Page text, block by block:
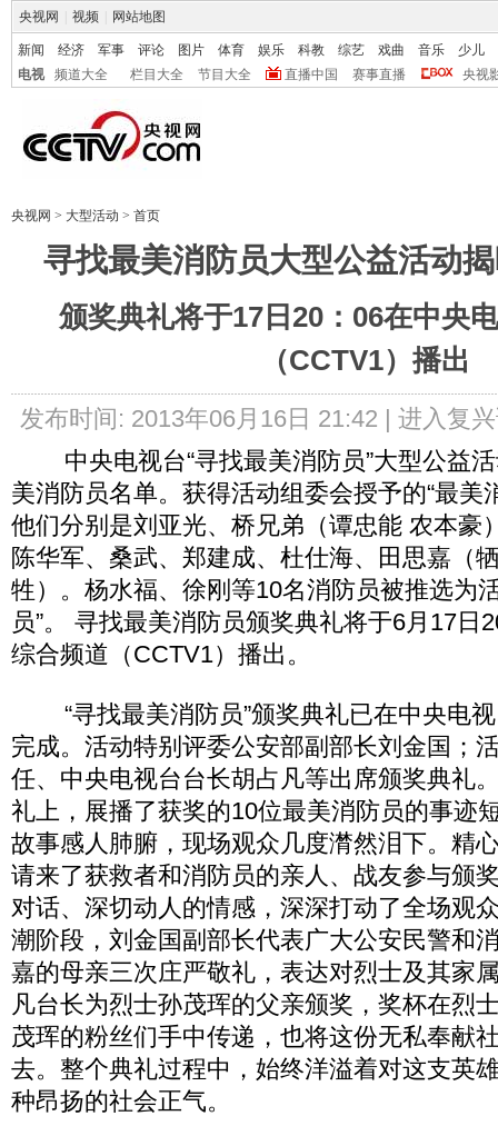
央视网 视频 网站地图
新闻 经济 军事 评论 图片 体育 娱乐 科教 综艺 戏曲 音乐
少儿
电视
频道大全 栏目大全 节目大全 直播中国 赛事直播 央视
央视网 > 大型活动 > 首页
寻找最美消防员大型公益活动
颁奖典礼将于17日20：06在中央
（CCTV1）播出
发布时间: 2013年06月16日 21:42 | 进入复
中央电视台“寻找最美消防员”大型公益活
美消防员名单。获得活动组委会授予的“最美
他们分别是刘亚光、桥兄弟（谭忠能 农本豪
陈华军、桑武、郑建成、杜仕海、田思嘉（
牲）。杨水福、徐刚等10名消防员被推选为
员”。 寻找最美消防员颁奖典礼将于6月17日
综合频道（CCTV1）播出。
“寻找最美消防员”颁奖典礼已在中央电视
完成。活动特别评委公安部副部长刘金国；
任、中央电视台台长胡占凡等出席颁奖典礼
礼上，展播了获奖的10位最美消防员的事迹
故事感人肺腑，现场观众几度潸然泪下。精
请来了获救者和消防员的亲人、战友参与颁
对话、深切动人的情感，深深打动了全场观
潮阶段，刘金国副部长代表广大公安民警和
嘉的母亲三次庄严敬礼，表达对烈士及其家
凡台长为烈士孙茂珲的父亲颁奖，奖杯在烈
茂珲的粉丝们手中传递，也将这份无私奉献
去。整个典礼过程中，始终洋溢着对这支英
种昂扬的社会正气。